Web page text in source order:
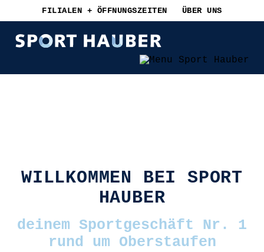
Navigation
FILIALEN + ÖFFNUNGSZEITEN ÜBER UNS
WILLKOMMEN BEI SPORT
HAUBER
deinem Sportgeschäft Nr. 1
rund um Oberstaufen